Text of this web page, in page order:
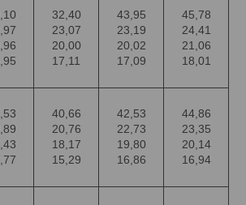
32,40
23,07
20,00
17,11
43,95
23,19
20,02
17,09
45,78
24,41
21,06
18,01
40,66
20,76
18,17
15,29
42,53
22,73
19,80
16,86
44,86
23,35
20,14
16,94